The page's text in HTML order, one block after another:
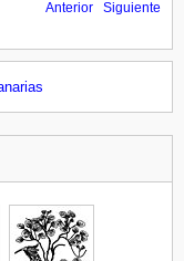
Anterior Siguiente